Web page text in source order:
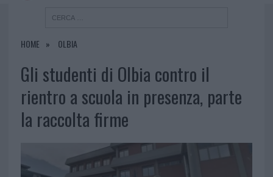
HOME OLBIA
Gli studenti di Olbia contro il
rientro a scuola in presenza, parte
la raccolta firme